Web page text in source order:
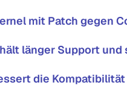
mit Patch gegen
länger Support
die Kompatibilität